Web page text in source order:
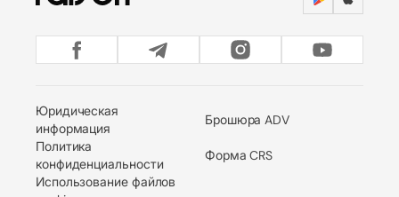
Юридическая
информация
Политика
конфиденциальности
Использование файлов
Брошюра ADV
Форма CRS